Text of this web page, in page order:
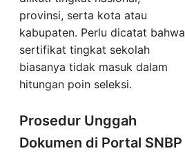
provinsi, serta kota atau
kabupaten. Perlu dicatat bahwa
sertifikat tingkat sekolah
biasanya tidak masuk dalam
hitungan poin seleksi.
Prosedur Unggah
Dokumen di Portal SNBP